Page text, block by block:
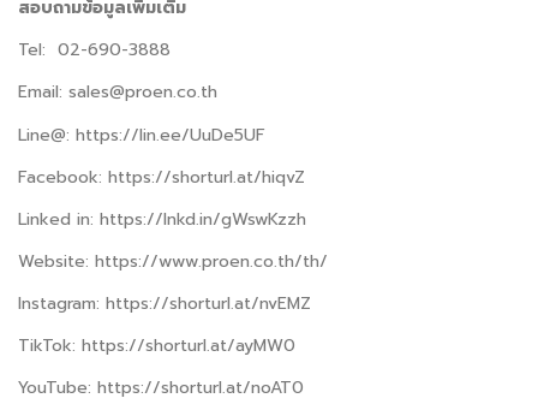
สอบถามข้อมูลเพิ่มเติม
Tel: 02-690-3888
Email: sales@proen.co.th
Line@: https://lin.ee/UuDe5UF
Facebook: https://shorturl.at/hiqvZ
Linked in: https://lnkd.in/gWswKzzh
Website: https://www.proen.co.th/th/
Instagram: https://shorturl.at/nvEMZ
TikTok: https://shorturl.at/ayMW0
YouTube: https://shorturl.at/noAT0